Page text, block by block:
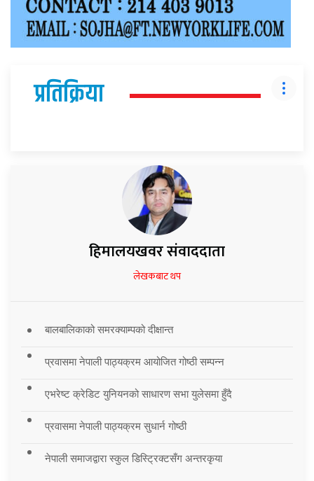
प्रतिक्रिया
हिमालयखवर संवाददाता
लेखकबाट थप
बालबालिकाको समरक्याम्पको दीक्षान्त
प्रवासमा नेपाली पाठ्यक्रम आयोजित गोष्ठी सम्पन्न
एभरेष्ट क्रेडिट युनियनको साधारण सभा युलेसमा हुँदै
प्रवासमा नेपाली पाठ्यक्रम सुधार्न गोष्ठी
नेपाली समाजद्वारा स्कुल डिस्ट्रिक्टसँग अन्तरकृया